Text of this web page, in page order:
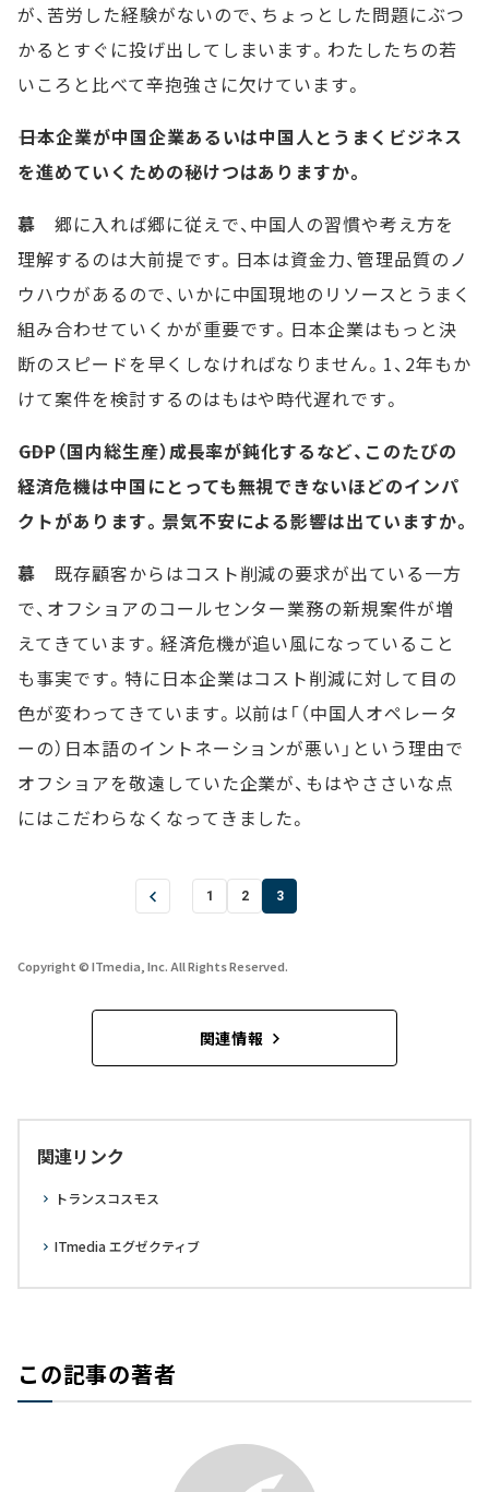
が、苦労した経験がないので、ちょっとした問題にぶつ
かるとすぐに投げ出してしまいます。わたしたちの若
いころと比べて辛抱強さに欠けています。
――日本企業が中国企業あるいは中国人とうまくビジネス
を進めていくための秘けつはありますか。
慕 郷に入れば郷に従えで、中国人の習慣や考え方を
理解するのは大前提です。日本は資金力、管理品質のノ
ウハウがあるので、いかに中国現地のリソースとうまく
組み合わせていくかが重要です。日本企業はもっと決
断のスピードを早くしなければなりません。1、2年もか
けて案件を検討するのはもはや時代遅れです。
――GDP（国内総生産）成長率が鈍化するなど、このたびの
経済危機は中国にとっても無視できないほどのインパ
クトがあります。景気不安による影響は出ていますか。
慕 既存顧客からはコスト削減の要求が出ている一方
で、オフショアのコールセンター業務の新規案件が増
えてきています。経済危機が追い風になっていること
も事実です。特に日本企業はコスト削減に対して目の
色が変わってきています。以前は「（中国人オペレータ
ーの）日本語のイントネーションが悪い」という理由で
オフショアを敬遠していた企業が、もはやささいな点
にはこだわらなくなってきました。
1 2 3
Copyright © ITmedia, Inc. All Rights Reserved.
関連情報
関連リンク
トランスコスモス
ITmedia エグゼクティブ
この記事の著者